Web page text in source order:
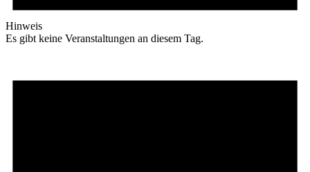
Hinweis
Es gibt keine Veranstaltungen an diesem Tag.